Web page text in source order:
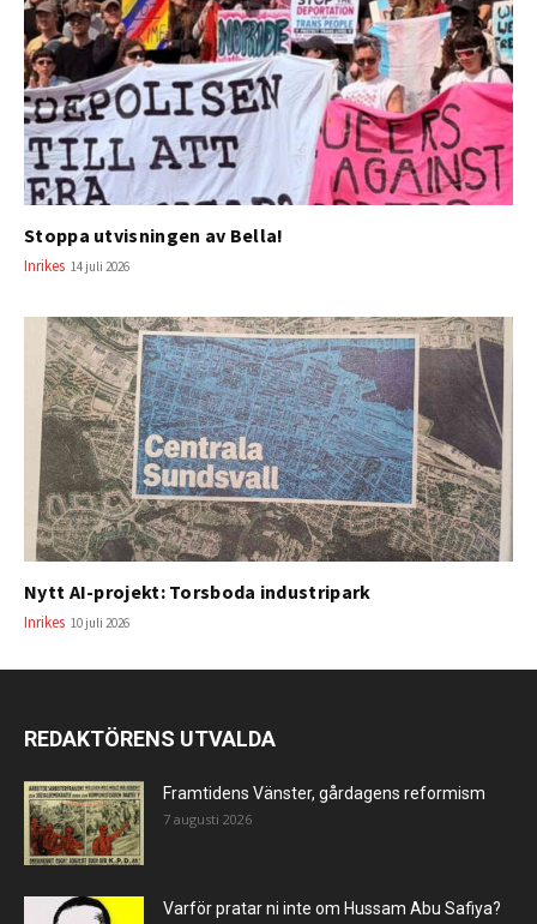
Stoppa utvisningen av Bella!
Inrikes 14 juli 2026
Nytt AI-projekt: Torsboda industripark
Inrikes 10 juli 2026
REDAKTÖRENS UTVALDA
Framtidens Vänster, gårdagens reformism
7 augusti 2026
Varför pratar ni inte om Hussam Abu Safiya?